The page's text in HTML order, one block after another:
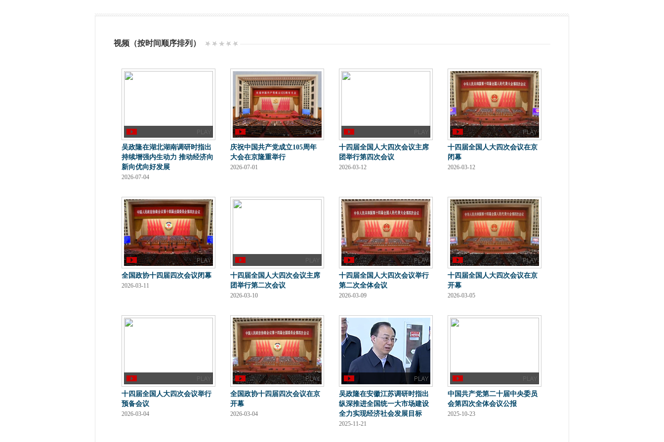
视频（按时间顺序排列）
吴政隆在湖北湖南调研时指出
持续增强内生动力 推动经济向
新向优向好发展
2026-07-04
庆祝中国共产党成立105周年
大会在京隆重举行
2026-07-01
十四届全国人大四次会议主席
团举行第四次会议
2026-03-12
十四届全国人大四次会议在京
闭幕
2026-03-12
全国政协十四届四次会议闭幕
2026-03-11
十四届全国人大四次会议主席
团举行第二次会议
2026-03-10
十四届全国人大四次会议举行
第二次全体会议
2026-03-09
十四届全国人大四次会议在京
开幕
2026-03-05
十四届全国人大四次会议举行
预备会议
2026-03-04
全国政协十四届四次会议在京
开幕
2026-03-04
吴政隆在安徽江苏调研时指出
纵深推进全国统一大市场建设
全力实现经济社会发展目标
2025-11-21
中国共产党第二十届中央委员
会第四次全体会议公报
2025-10-23